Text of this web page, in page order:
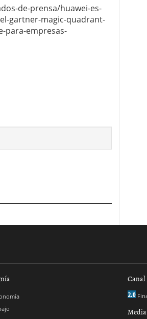
de-prensa/huawei-es-
gartner-magic-quadrant-
para-empresas-
Media